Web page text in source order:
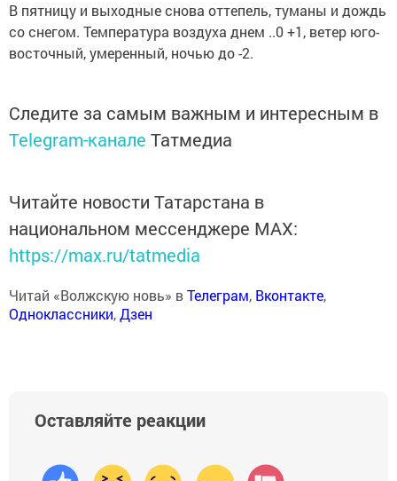
В пятницу и выходные снова оттепель, туманы и дождь
со снегом. Температура воздуха днем ..0 +1, ветер юго-
восточный, умеренный, ночью до -2.
Следите за самым важным и интересным в
Telegram-канале Татмедиа
Читайте новости Татарстана в
национальном мессенджере MАХ:
https://max.ru/tatmedia
Читай «Волжскую новь» вТелеграм, Вконтакте,
Одноклассники,Дзен
Оставляйте реакции